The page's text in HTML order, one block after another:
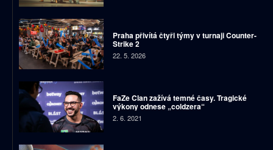
Praha přivítá čtyři týmy v turnaji Counter-
Strike 2
22. 5. 2026
FaZe Clan zažívá temné časy. Tragické
výkony odnese „coldzera“
2. 6. 2021